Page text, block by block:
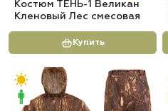
Костюм ТЕНЬ-1 Великан
Кленовый Лес смесовая
Купить